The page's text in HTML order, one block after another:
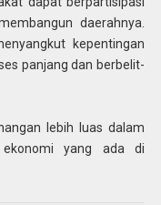
daerahnya.
kepentingan
panjang dan berbelit-
lebih luas dalam
yang ada di